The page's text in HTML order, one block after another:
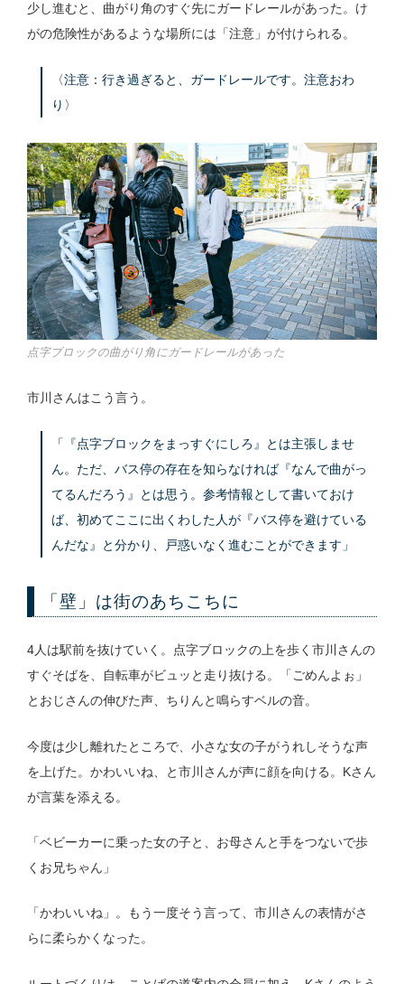
少し進むと、曲がり角のすぐ先にガードレールがあった。け
がの危険性があるような場所には「注意」が付けられる。
〈注意：行き過ぎると、ガードレールです。注意おわ
り〉
点字ブロックの曲がり角にガードレールがあった
市川さんはこう言う。
「『点字ブロックをまっすぐにしろ』とは主張しませ
ん。ただ、バス停の存在を知らなければ『なんで曲がっ
てるんだろう』とは思う。参考情報として書いておけ
ば、初めてここに出くわした人が『バス停を避けている
んだな』と分かり、戸惑いなく進むことができます」
「壁」は街のあちこちに
4人は駅前を抜けていく。点字ブロックの上を歩く市川さんの
すぐそばを、自転車がビュッと走り抜ける。「ごめんよぉ」
とおじさんの伸びた声、ちりんと鳴らすベルの音。
今度は少し離れたところで、小さな女の子がうれしそうな声
を上げた。かわいいね、と市川さんが声に顔を向ける。Kさん
が言葉を添える。
「ベビーカーに乗った女の子と、お母さんと手をつないで歩
くお兄ちゃん」
「かわいいね」。もう一度そう言って、市川さんの表情がさ
らに柔らかくなった。